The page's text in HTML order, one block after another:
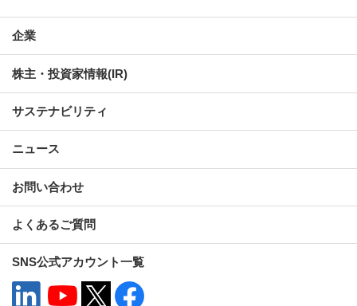
企業
株主・投資家情報(IR)
サステナビリティ
ニュース
お問い合わせ
よくあるご質問
SNS公式アカウント一覧